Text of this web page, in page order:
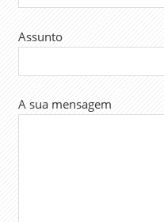
Assunto
A sua mensagem